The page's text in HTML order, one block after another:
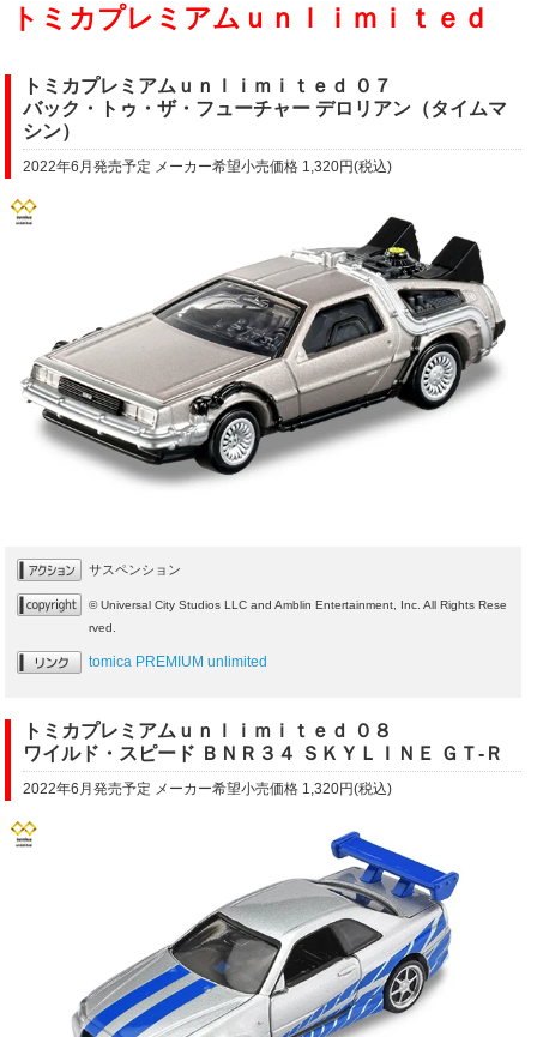
トミカプレミアムｕｎｌｉｍｉｔｅｄ
トミカプレミアムｕｎｌｉｍｉｔｅｄ ０７
バック・トゥ・ザ・フューチャー デロリアン（タイムマ
シン）
2022年6月発売予定 メーカー希望小売価格 1,320円(税込)
サスペンション
© Universal City Studios LLC and Amblin Entertainment, Inc. All Rights Rese
rved.
tomica PREMIUM unlimited
トミカプレミアムｕｎｌｉｍｉｔｅｄ ０８
ワイルド・スピード ＢＮＲ３４ ＳＫＹＬＩＮＥ ＧＴ-Ｒ
2022年6月発売予定 メーカー希望小売価格 1,320円(税込)